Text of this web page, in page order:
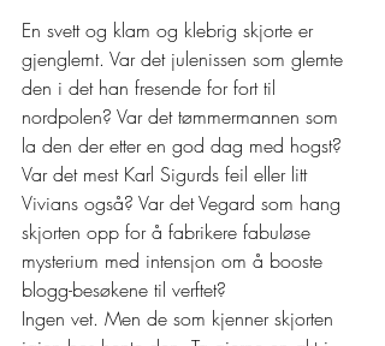
En svett og klam og klebrig skjorte er
gjenglemt. Var det julenissen som glemte
den i det han fresende for fort til
nordpolen? Var det tømmermannen som
la den der etter en god dag med hogst?
Var det mest Karl Sigurds feil eller litt
Vivians også? Var det Vegard som hang
skjorten opp for å fabrikere fabuløse
mysterium med intensjon om å booste
blogg-besøkene til verftet?
Ingen vet. Men de som kjenner skjorten